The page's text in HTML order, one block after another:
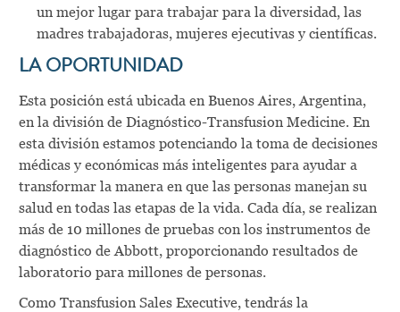
un mejor lugar para trabajar para la diversidad, las
madres trabajadoras, mujeres ejecutivas y científicas.
LA OPORTUNIDAD
Esta posición está ubicada en Buenos Aires, Argentina,
en la división de Diagnóstico-Transfusion Medicine. En
esta división estamos potenciando la toma de decisiones
médicas y económicas más inteligentes para ayudar a
transformar la manera en que las personas manejan su
salud en todas las etapas de la vida. Cada día, se realizan
más de 10 millones de pruebas con los instrumentos de
diagnóstico de Abbott, proporcionando resultados de
laboratorio para millones de personas.
Como Transfusion Sales Executive, tendrás la